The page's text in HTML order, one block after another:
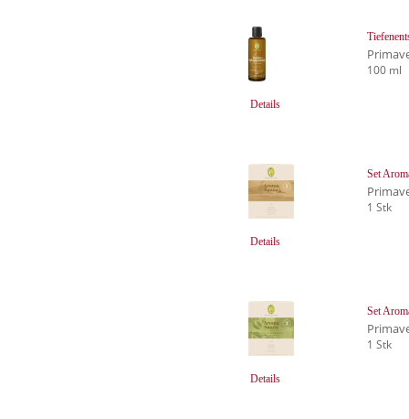
Details
100 ml
Details
Set
1 Stk
Details
Set
1 Stk